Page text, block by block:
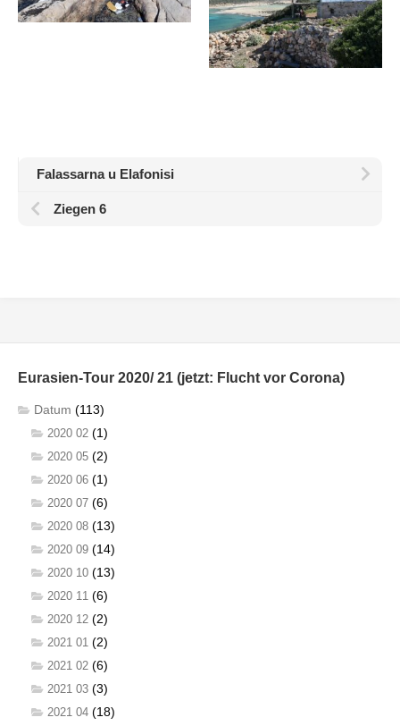
Falassarna u Elafonisi
Ziegen 6
Eurasien-Tour 2020/ 21 (jetzt: Flucht vor Corona)
Datum (113)
2020 02 (1)
2020 05 (2)
2020 06 (1)
2020 07 (6)
2020 08 (13)
2020 09 (14)
2020 10 (13)
2020 11 (6)
2020 12 (2)
2021 01 (2)
2021 02 (6)
2021 03 (3)
2021 04 (18)